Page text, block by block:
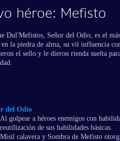
héroe: Mefisto
Dul'Mefistos, Señor del Odio, es el
en la piedra de alma, su vil influencia
el sello y le dieron rienda suelta
del Odio
Al golpear a héroes enemigos con
reutilización de sus habilidades básicas.
Misil calavera y Sombra de Mefisto